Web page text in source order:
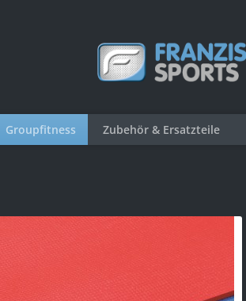
Groupfitness Zubehör & Ersatzteile